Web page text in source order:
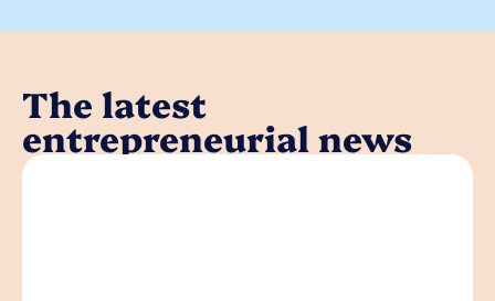
The latest
entrepreneurial news